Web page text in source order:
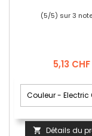
(5/5) sur3
Prix
5,13 CHF
 Détails du